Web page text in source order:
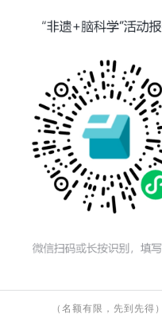
（名额有限，先到先得）